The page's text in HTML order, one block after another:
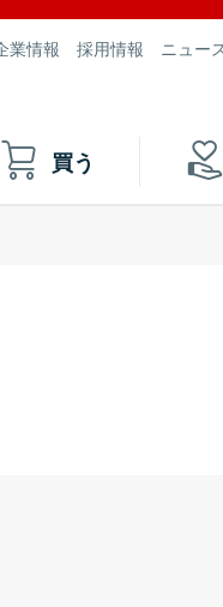
業情報 採用情報 ニュー
買う